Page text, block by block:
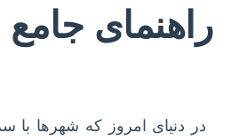
راهنمای
در دنیای امروز که شهرها